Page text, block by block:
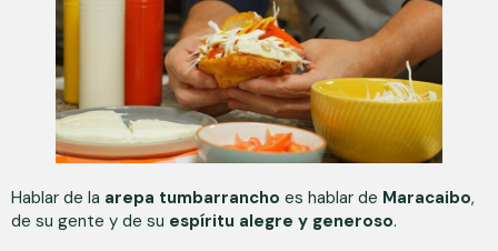
Hablar de la arepa tumbarrancho es hablar de Maracaibo,
de su gente y de su espíritu alegre y generoso.